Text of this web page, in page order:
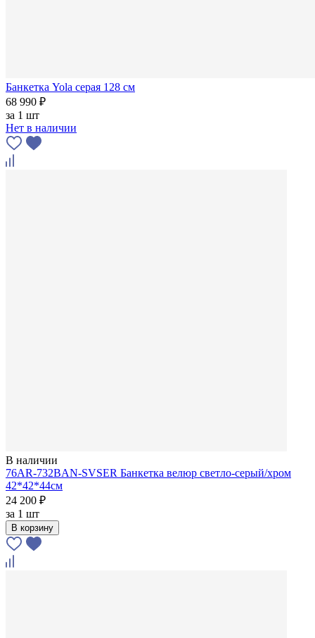
Банкетка Yola серая 128 см
68 990 ₽
за 1 шт
Нет в наличии
В наличии
76AR-732BAN-SVSER Банкетка велюр светло-серый/хром
42*42*44см
24 200 ₽
за 1 шт
В корзину